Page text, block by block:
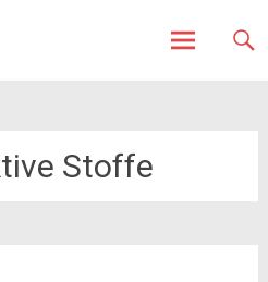
Stoffe